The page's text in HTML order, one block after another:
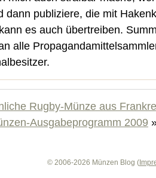
dann publiziere, die mit
es auch übertreiben.
alle
Rugby-Münze aus
Ausgabeprogramm 2009
© 2006-2026 Münzen Blog (